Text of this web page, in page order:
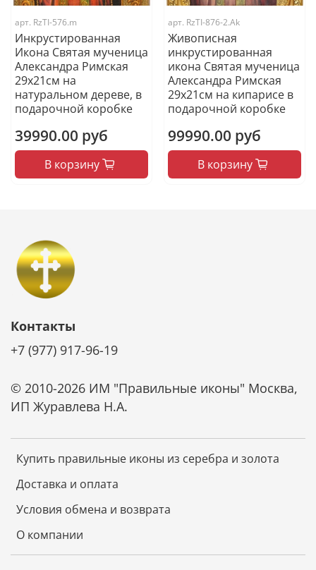
арт. RzTI-576.m
Инкрустированная
Икона Святая мученица
Александра Римская
29х21см на
натуральном дереве, в
подарочной коробке
39990.00 руб
В корзину
арт. RzTI-876-2.Ak
Живописная
инкрустированная
икона Святая мученица
Александра Римская
29х21см на кипарисе в
подарочной коробке
99990.00 руб
В корзину
Купить правильные иконы из серебра и золота
Доставка и оплата
Условия обмена и возврата
О компании
Контакты
+7 (977) 917-96-19
© 2010-2026 ИМ "Правильные иконы" Москва,
ИП Журавлева Н.А.